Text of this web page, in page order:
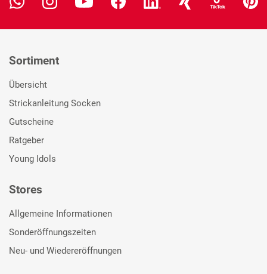
Sortiment
Übersicht
Strickanleitung Socken
Gutscheine
Ratgeber
Young Idols
Stores
Allgemeine Informationen
Sonderöffnungszeiten
Neu- und Wiedereröffnungen